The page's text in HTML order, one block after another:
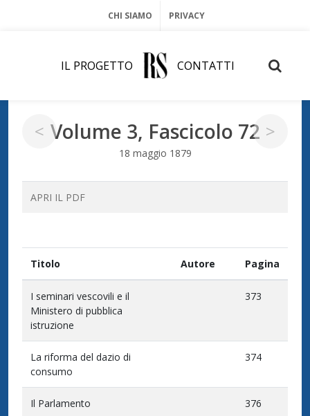
CHI SIAMO PRIVACY
IL PROGETTO CONTATTI
Volume 3, Fascicolo 72
18 maggio 1879
APRI IL PDF
Titolo Autore Pagina
I seminari vescovili e il
Ministero di pubblica
istruzione
373
La riforma del dazio di
consumo
374
Il Parlamento 376
< >